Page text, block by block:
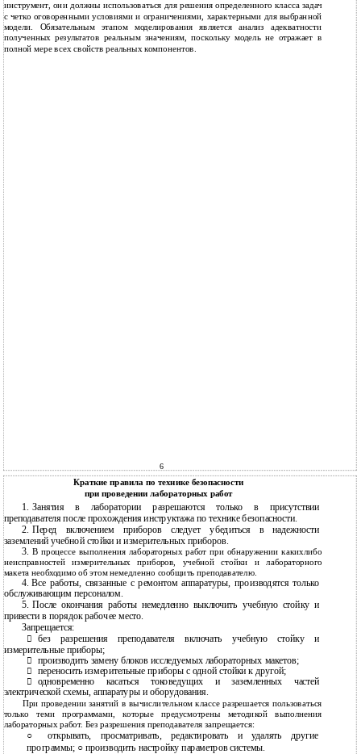
инструмент, они должны использоваться для решения определенного класса задач
с четко оговоренными условиями и ограничениями, характерными для выбранной
модели. Обязательным этапом моделирования является анализ адекватности
полученных результатов реальным значениям, поскольку модель не отражает в
полной мере всех свойств реальных компонентов.
6
Краткие правила по технике безопасности
при проведении лабораторных работ
1. Занятия в лаборатории разрешаются только в присутствии
преподавателя после прохождения инструктажа по технике безопасности.
2. Перед включением приборов следует убедиться в надежности
заземлений учебной стойки и измерительных приборов.
3. В процессе выполнения лабораторных работ при обнаружении какихлибо
неисправностей измерительных приборов, учебной стойки и лабораторного
макета необходимо об этом немедленно сообщить преподавателю.
4. Все работы, связанные с ремонтом аппаратуры, производятся только
обслуживающим персоналом.
5. После окончания работы немедленно выключить учебную стойку и
привести в порядок рабочее место.
Запрещается:
 без разрешения преподавателя включать учебную стойку и
измерительные приборы;
 производить замену блоков исследуемых лабораторных макетов;
 переносить измерительные приборы с одной стойки к другой;

одновременно касаться токоведущих и заземленных частей
электрической схемы, аппаратуры и оборудования.
При проведении занятий в вычислительном классе разрешается пользоваться
только теми программами, которые предусмотрены методикой выполнения
лабораторных работ. Без разрешения преподавателя запрещается:
○открывать, просматривать, редактировать и удалять другие
программы; ○ производить настройку параметров системы.